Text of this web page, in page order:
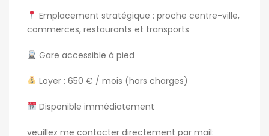
Emplacement stratégique : proche centre-ville,
commerces, restaurants et transports
Gare accessible à pied
Loyer : 650 € / mois (hors charges)
Disponible immédiatement
veuillez me contacter directement par mail: